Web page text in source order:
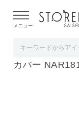
よる配送遅延が発生
メニュー
パナソニック
カバー